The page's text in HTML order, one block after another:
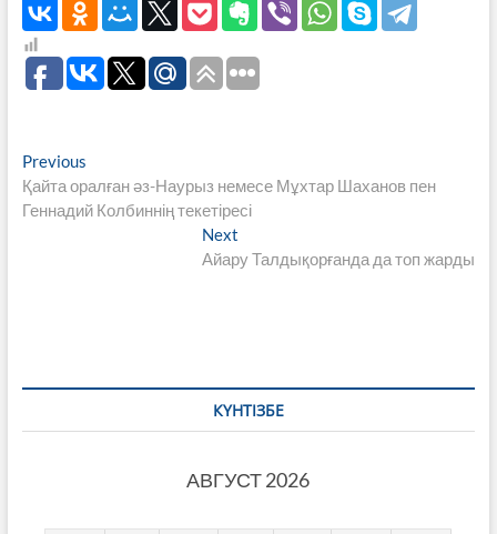
Навигация
по
PreviousPrevious
post:
Қайта оралған әз-Наурыз немесе Мұхтар Шаханов пен
Геннадий Колбиннің текетіресі
Next
post:
Айару Талдықорғанда да топ жарды
КҮНТІЗБЕ
АВГУСТ 2026